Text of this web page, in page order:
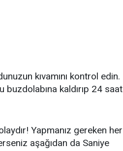
kıvamını kontrol edin.
buzdolabına kaldırıp 24 saat
Yapmanız gereken her
aşağıdan da Saniye